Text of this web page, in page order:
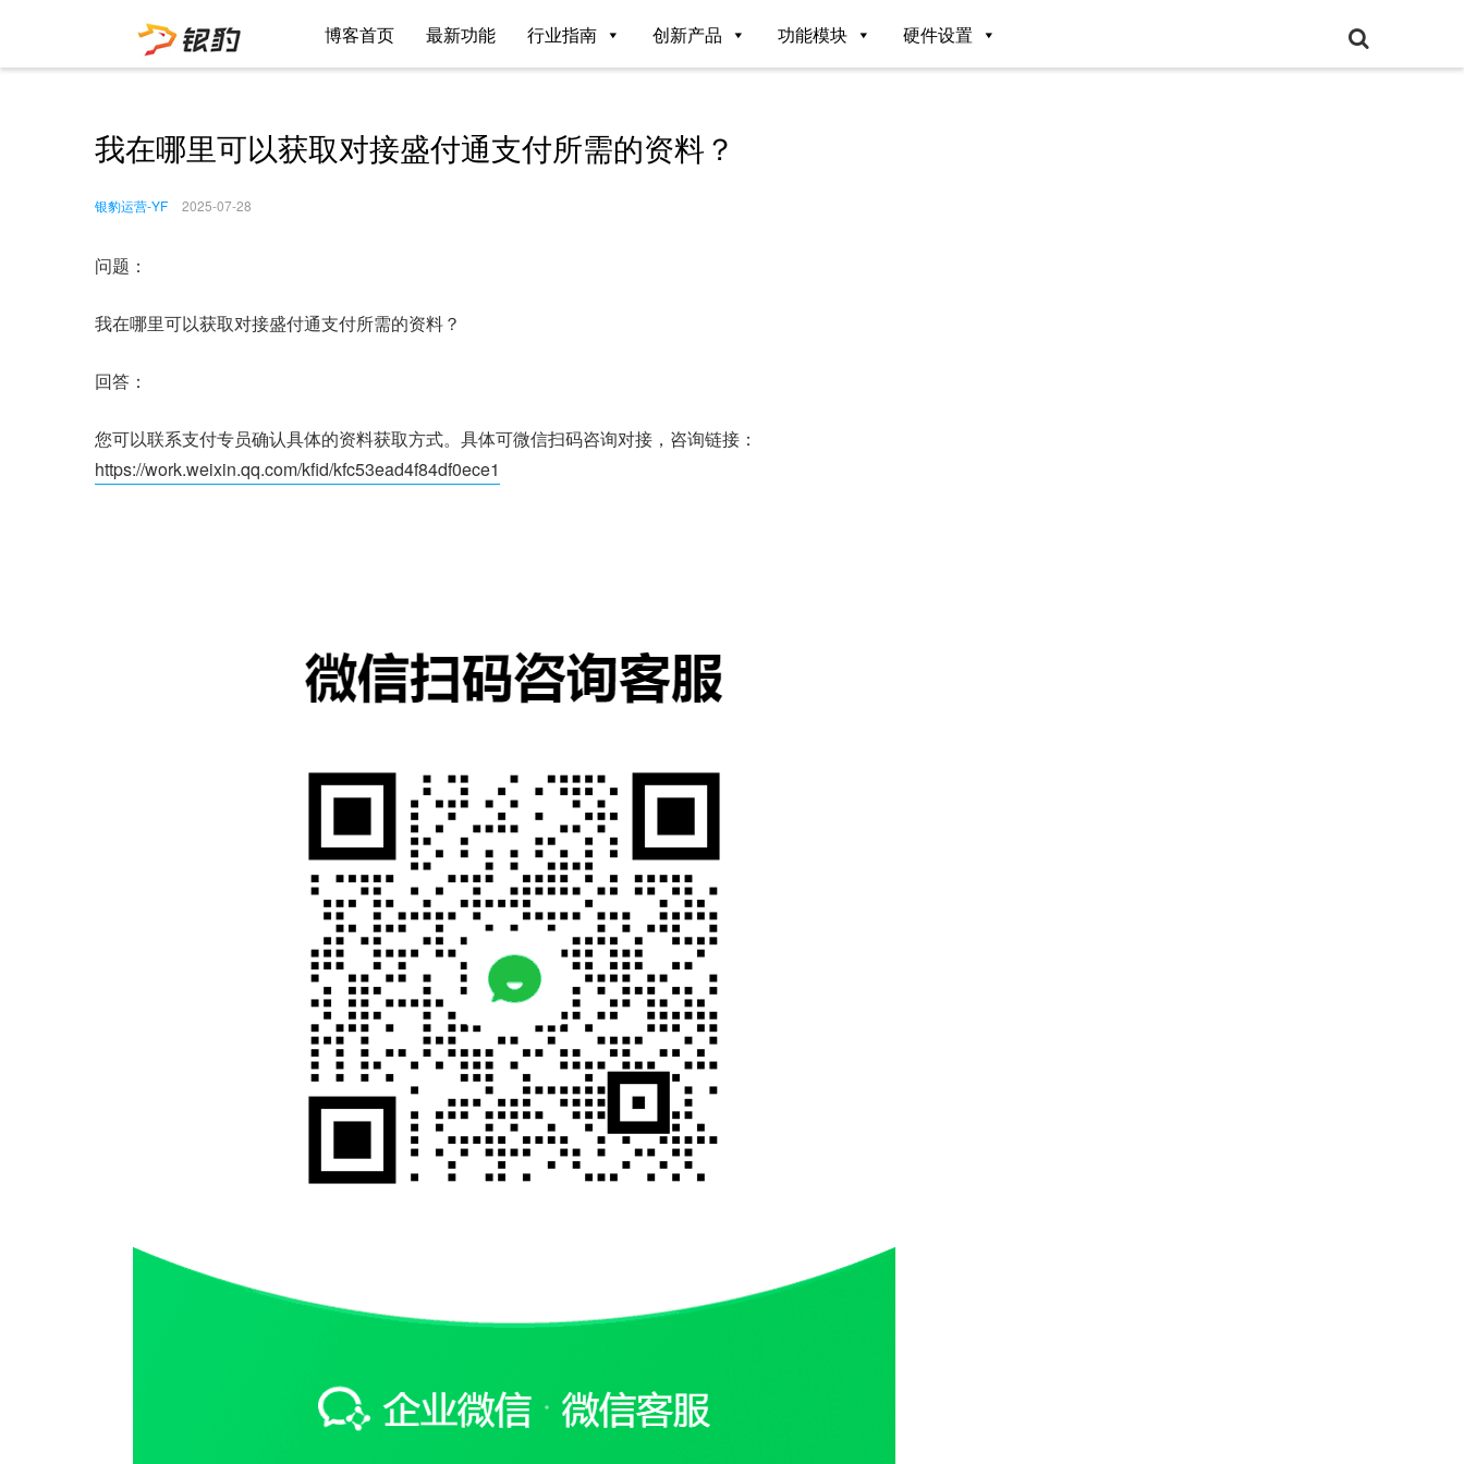
博客首页 最新功能 行业指南 创新产品 功能模块 硬件设置
我在哪里可以获取对接盛付通支付所需的资料？
银豹运营-YF 2025-07-28
问题：
我在哪里可以获取对接盛付通支付所需的资料？
回答：
您可以联系支付专员确认具体的资料获取方式。具体可微信扫码咨询对接，咨询链接：
https://work.weixin.qq.com/kfid/kfc53ead4f84df0ece1